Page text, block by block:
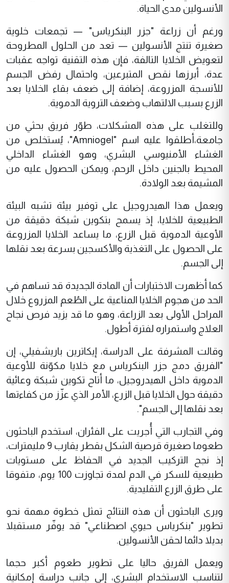
الأنسولين مدى الحياة.
ورغم أن زراعة "جزر البنكرياس" — تجمعات خلوية
صغيرة تنتج الأنسولين — تعد من الحلول المطروحة
لتعويض الخلايا التالفة، فإن هذه التقنية تواجه عقبات
عدة، أبرزها نقص المتبرعين، واحتمال رفض الجسم
للأنسجة المزروعة، إضافة إلى ضعف بقاء الخلايا بعد
الزرع بسبب الالتهاب وضعف التروية الدموية.
وللتغلب على هذه المشكلات، طوّر فريق بحثي من
جامعة،أطلقوا عليه اسم "Amniogel"، يُستخلص من
الغشاء الأمنيوسي البشري، وهو الغشاء الداخلي
المحيط بالجنين داخل الرحم، ويمكن الحصول عليه من
المشيمة بعد الولادة.
ويعمل هذا الهيدروجيل على توفير بيئة تشبه البيئة
الطبيعية للخلايا، إذ يسمح بتكوين شبكة دقيقة من
الأوعية الدموية قبل الزرع، ما يساعد الخلايا المزروعة
على الحصول على التغذية والأكسجين بسرعة بعد نقلها
إلى الجسم.
كما أظهرت الاختبارات أن المادة الجديدة قد تساهم في
الحد من هجوم الخلايا المناعية على الطُعم المزروع خلال
المراحل الأولى بعد الزراعة، وهو ما قد يزيد فرص نجاح
العلاج واستمراره لفترة أطول.
وقالت المشرفة على الدراسة، إيكاترين باريشفيلي، إن
"الفريق دمج جزر البنكرياس مع خلايا مكوّنة للأوعية
الدموية داخل الهيدروجيل، ما أتاح تكوين شبكة وعائية
دقيقة حول الخلايا قبل الزرع، الأمر الذي عزّز من كفاءتها
بعد نقلها إلى الجسم".
وفي التجارب التي أُجريت على الفئران، استخدم الباحثون
طعوما صغيرة قرصية الشكل بقطر يقارب 9 مليمترات،
إذ نجح التركيب الجديد في الحفاظ على مستويات
طبيعية للسكر في الدم لمدة تجاوزت 100 يوم، متفوقا
على طرق الزرع التقليدية.
ويرى الباحثون أن هذه النتائج تمثل خطوة مهمة نحو
تطوير "بنكرياس حيوي اصطناعي" قد يوفّر مستقبلا
بديلا دائما لحقن الأنسولين.
ويعمل الفريق حاليا على تطوير طعوم أكبر حجما
لتناسب الاستخدام البشري، إلى جانب دراسة إمكانية